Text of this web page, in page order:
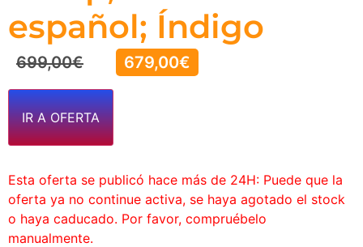
español; Índigo
699,00€ 679,00€
IR A OFERTA
Esta oferta se publicó hace más de 24H: Puede que la
oferta ya no continue activa, se haya agotado el stock
o haya caducado. Por favor, compruébelo
manualmente.